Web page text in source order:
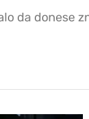
da donese